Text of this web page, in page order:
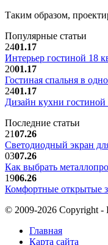
Таким образом,
Популярные статьи
2401.17
Интерьер гостиной 18
2001.17
Гостиная спальня в
2401.17
Дизайн кухни
Последние статьи
2107.26
Светодиодный экран
0307.26
Как выбрать
1906.26
Комфортные открытые
© 2009-2026 Copyright -
Главная
Карта сайта